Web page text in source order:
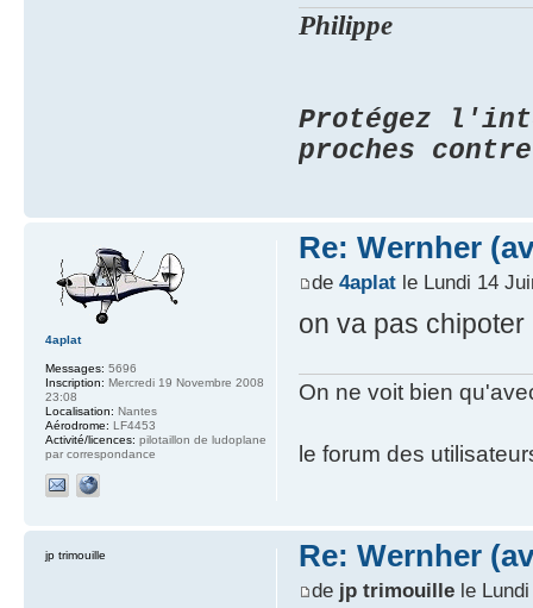
Philippe
Protégez
proches
Re: Wernher
de 4aplatle Lundi 14
on va pas
On ne voit bien
le forum des
4aplat
Messages: 5696
Inscription: Mercredi 19 Novembre 2008
23:08
Localisation: Nantes
Aérodrome: LF4453
Activité/licences: pilotaillon de ludoplane
par correspondance
Re: Wernher
de jp trimouillele Lundi
jp trimouille